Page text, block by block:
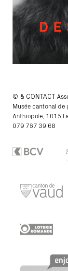
© & CONTACT
Musée cantonal de
Anthropole, 1015
079 767 39 68